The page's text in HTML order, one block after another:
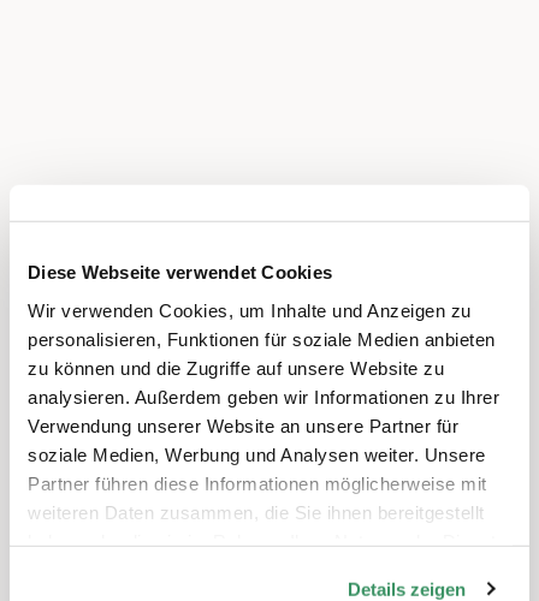
Diese Webseite verwendet Cookies
Wir verwenden Cookies, um Inhalte und Anzeigen zu
personalisieren, Funktionen für soziale Medien anbieten
zu können und die Zugriffe auf unsere Website zu
analysieren. Außerdem geben wir Informationen zu Ihrer
Verwendung unserer Website an unsere Partner für
soziale Medien, Werbung und Analysen weiter. Unsere
Partner führen diese Informationen möglicherweise mit
weiteren Daten zusammen, die Sie ihnen bereitgestellt
Details zeigen